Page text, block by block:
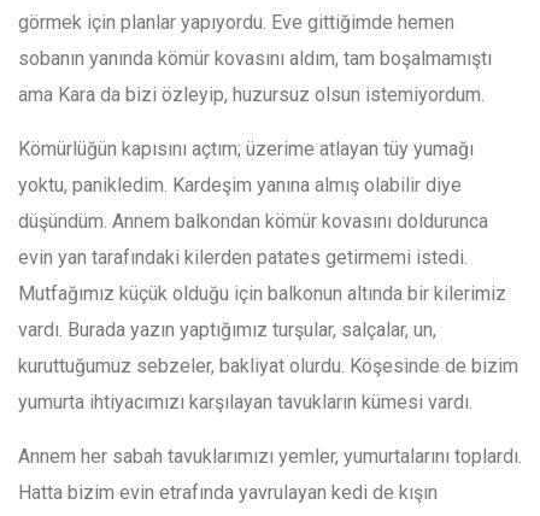
görmek için planlar yapıyordu. Eve gittiğimde hemen
sobanın yanında kömür kovasını aldım, tam boşalmamıştı
ama Kara da bizi özleyip, huzursuz olsun istemiyordum.
Kömürlüğün kapısını açtım; üzerime atlayan tüy yumağı
yoktu, panikledim. Kardeşim yanına almış olabilir diye
düşündüm. Annem balkondan kömür kovasını doldurunca
evin yan tarafındaki kilerden patates getirmemi istedi.
Mutfağımız küçük olduğu için balkonun altında bir kilerimiz
vardı. Burada yazın yaptığımız turşular, salçalar, un,
kuruttuğumuz sebzeler, bakliyat olurdu. Köşesinde de bizim
yumurta ihtiyacımızı karşılayan tavukların kümesi vardı.
Annem her sabah tavuklarımızı yemler, yumurtalarını toplardı.
Hatta bizim evin etrafında yavrulayan kedi de kışın